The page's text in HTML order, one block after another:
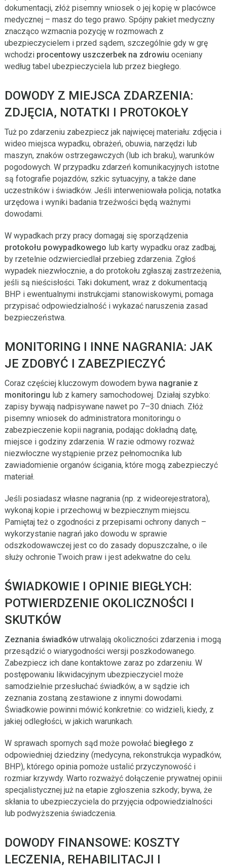
dokumentacji, złóż pisemny wniosek o jej kopię w placówce
medycznej – masz do tego prawo. Spójny pakiet medyczny
znacząco wzmacnia pozycję w rozmowach z
ubezpieczycielem i przed sądem, szczególnie gdy w grę
wchodzi procentowy uszczerbek na zdrowiu oceniany
według tabel ubezpieczyciela lub przez biegłego.
DOWODY Z MIEJSCA ZDARZENIA:
ZDJĘCIA, NOTATKI I PROTOKOŁY
Tuż po zdarzeniu zabezpiecz jak najwięcej materiału: zdjęcia i
wideo miejsca wypadku, obrażeń, obuwia, narzędzi lub
maszyn, znaków ostrzegawczych (lub ich braku), warunków
pogodowych. W przypadku zdarzeń komunikacyjnych istotne
są fotografie pojazdów, szkic sytuacyjny, a także dane
uczestników i świadków. Jeśli interweniowała policja, notatka
urzędowa i wyniki badania trzeźwości będą ważnymi
dowodami.
W wypadkach przy pracy domagaj się sporządzenia
protokołu powypadkowego lub karty wypadku oraz zadbaj,
by rzetelnie odzwierciedlał przebieg zdarzenia. Zgłoś
wypadek niezwłocznie, a do protokołu zgłaszaj zastrzeżenia,
jeśli są nieścisłości. Taki dokument, wraz z dokumentacją
BHP i ewentualnymi instrukcjami stanowiskowymi, pomaga
przypisać odpowiedzialność i wykazać naruszenia zasad
bezpieczeństwa.
MONITORING I INNE NAGRANIA: JAK
JE ZDOBYĆ I ZABEZPIECZYĆ
Coraz częściej kluczowym dowodem bywa nagranie z
monitoringu lub z kamery samochodowej. Działaj szybko:
zapisy bywają nadpisywane nawet po 7–30 dniach. Złóż
pisemny wniosek do administratora monitoringu o
zabezpieczenie kopii nagrania, podając dokładną datę,
miejsce i godziny zdarzenia. W razie odmowy rozważ
niezwłoczne wystąpienie przez pełnomocnika lub
zawiadomienie organów ścigania, które mogą zabezpieczyć
materiał.
Jeśli posiadasz własne nagrania (np. z wideorejestratora),
wykonaj kopie i przechowuj w bezpiecznym miejscu.
Pamiętaj też o zgodności z przepisami ochrony danych –
wykorzystanie nagrań jako dowodu w sprawie
odszkodowawczej jest co do zasady dopuszczalne, o ile
służy ochronie Twoich praw i jest adekwatne do celu.
ŚWIADKOWIE I OPINIE BIEGŁYCH:
POTWIERDZENIE OKOLICZNOŚCI I
SKUTKÓW
Zeznania świadkówutrwalają okoliczności zdarzenia i mogą
przesądzić o wiarygodności wersji poszkodowanego.
Zabezpiecz ich dane kontaktowe zaraz po zdarzeniu. W
postępowaniu likwidacyjnym ubezpieczyciel może
samodzielnie przesłuchać świadków, a w sądzie ich
zeznania zostaną zestawione z innymi dowodami.
Świadkowie powinni mówić konkretnie: co widzieli, kiedy, z
jakiej odległości, w jakich warunkach.
W sprawach spornych sąd może powołać biegłego z
odpowiedniej dziedziny (medycyna, rekonstrukcja wypadków,
BHP), którego opinia pomoże ustalić przyczynowość i
rozmiar krzywdy. Warto rozważyć dołączenie prywatnej opinii
specjalistycznej już na etapie zgłoszenia szkody; bywa, że
skłania to ubezpieczyciela do przyjęcia odpowiedzialności
lub podwyższenia świadczenia.
DOWODY FINANSOWE: KOSZTY
LECZENIA, REHABILITACJI I